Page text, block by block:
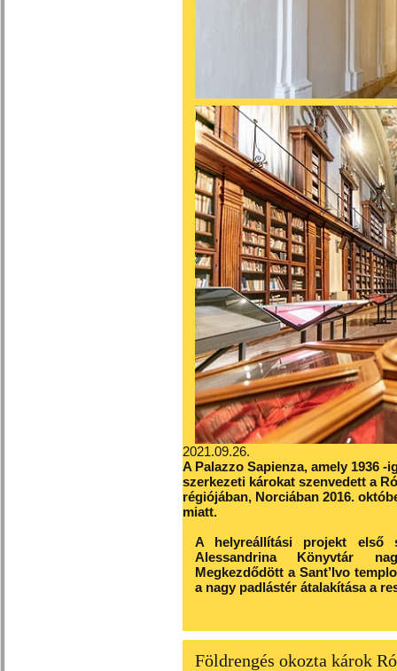
2021.09.26.
A Palazzo Sapienza, amely 1936
szerkezeti károkat szenvedett a
régiójában, Norciában 2016.
miatt.
A helyreállítási projekt első
Alessandrina Könyvtár
Megkezdődött a Sant’Ivo
a nagy padlástér átalakítása a
Földrengés okozta károk